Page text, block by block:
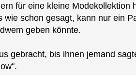
für eine kleine
schon gesagt, kann nur ein
geben könnte.
gebracht, bis ihnen jemand